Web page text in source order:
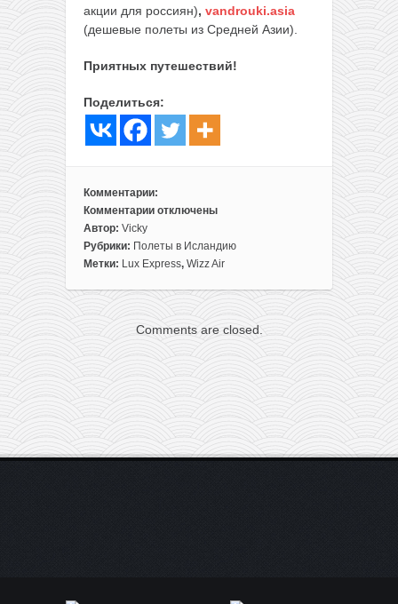
акции для россиян), vandrouki.asia
(дешевые полеты из Средней Азии).
Приятных путешествий!
Поделиться:
Комментарии:
Комментарии
к
записи
Весенняя
добираемся
из
Минска
в
Исландию
всего
туда-
обратно
отключены
Автор: Vicky
Рубрики: Полеты в Исландию
Метки: Lux Express, Wizz Air
Comments are closed.